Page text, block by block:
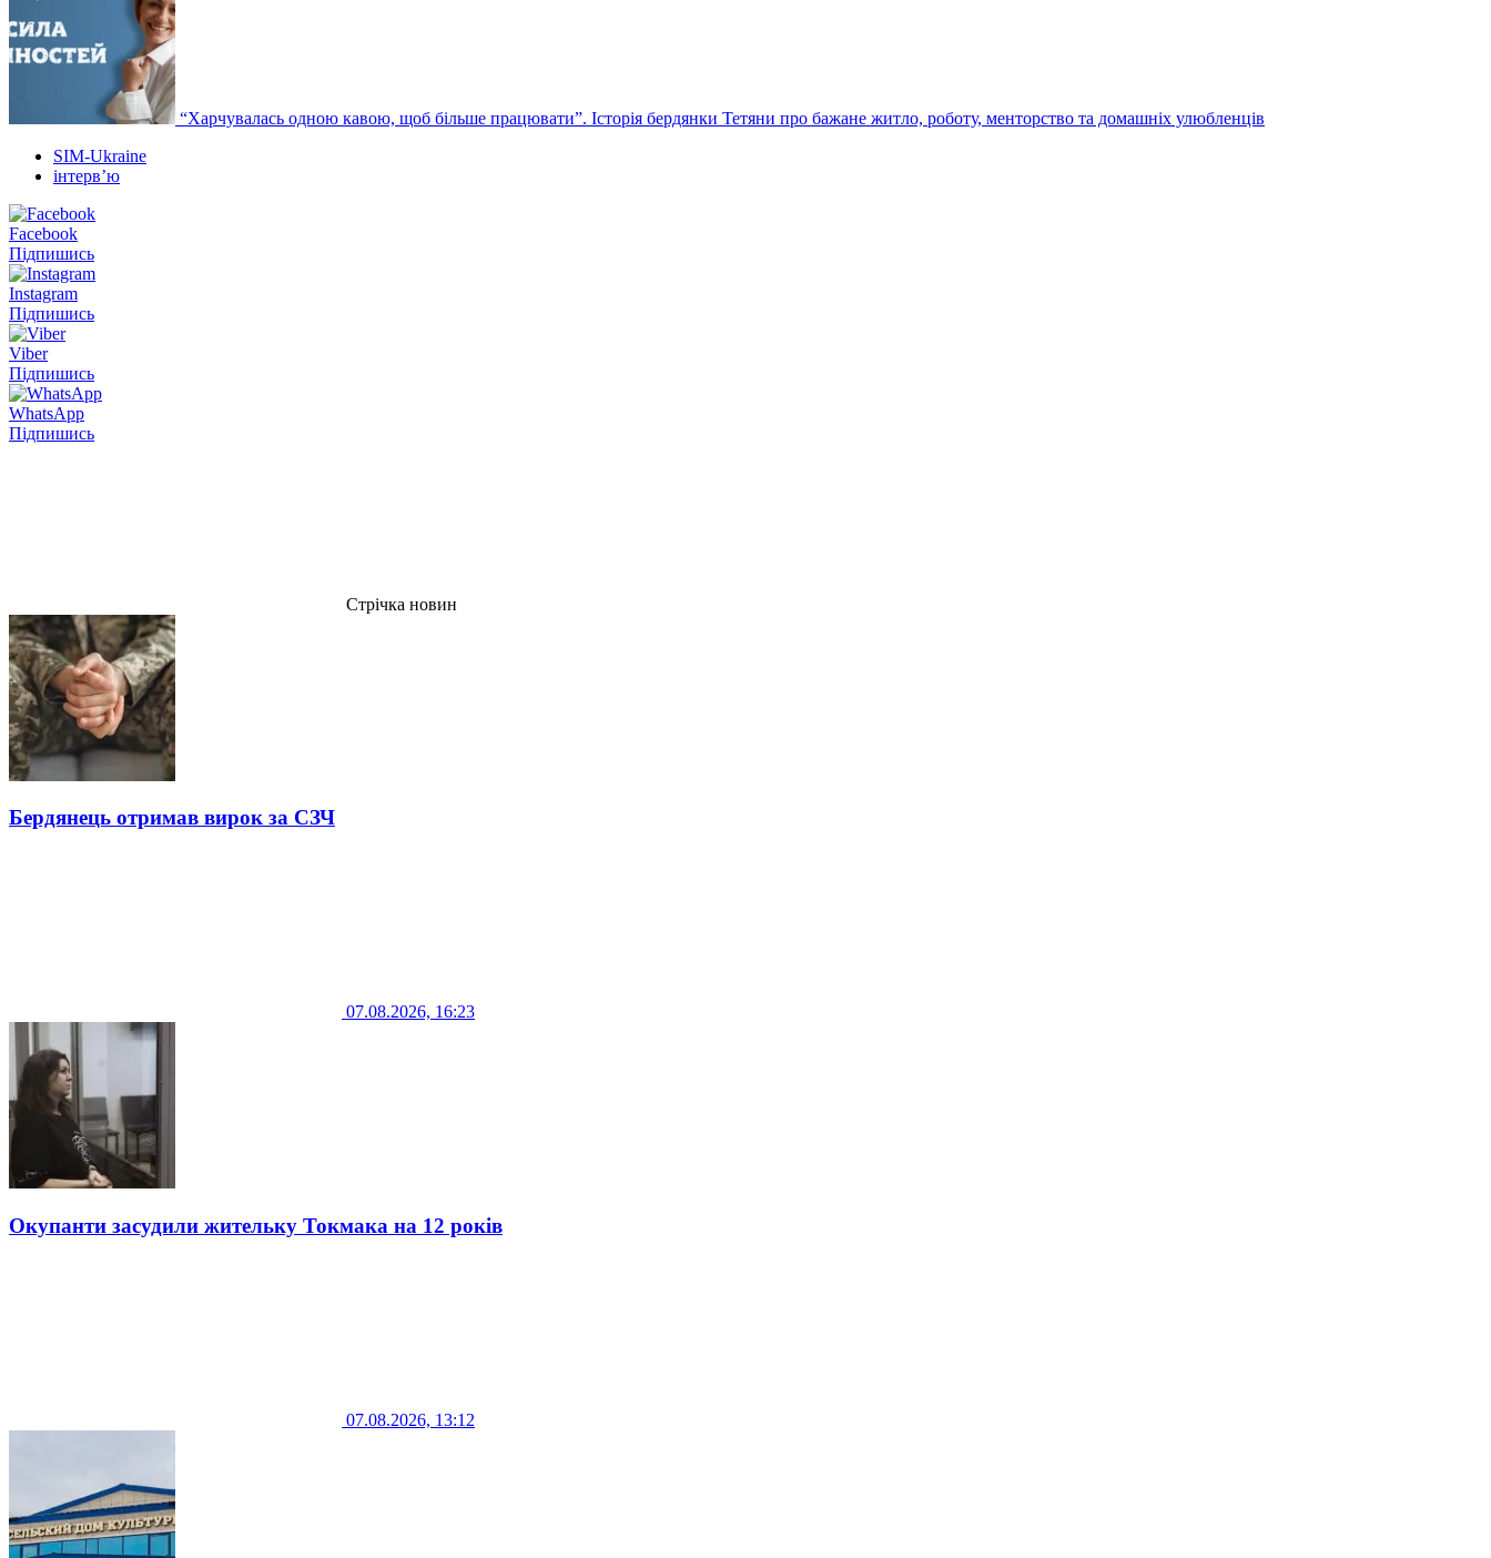
“Харчувалась одною кавою, щоб більше працювати”. Історія бердянки Тетяни про бажане житло, роботу, менторство та домашніх улюбленців
SIM-Ukraine
інтервʼю
Facebook
Підпишись
Instagram
Підпишись
Viber
Підпишись
WhatsApp
Підпишись
Стрічка новин
Бердянець отримав вирок за СЗЧ
07.08.2026, 16:23
Окупанти засудили жительку Токмака на 12 років
07.08.2026, 13:12